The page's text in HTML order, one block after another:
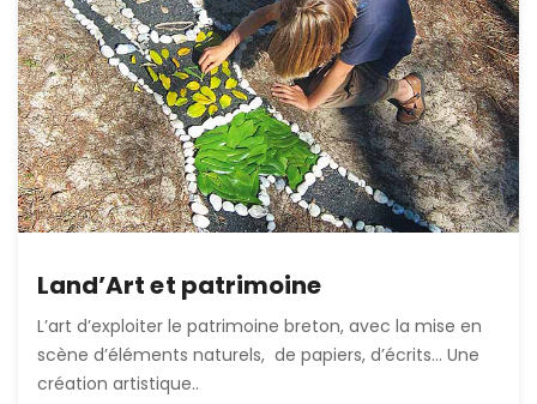
Land’Art et patrimoine
L’art d’exploiter le patrimoine breton, avec la mise en
scène d’éléments naturels, de papiers, d’écrits… Une
création artistique..